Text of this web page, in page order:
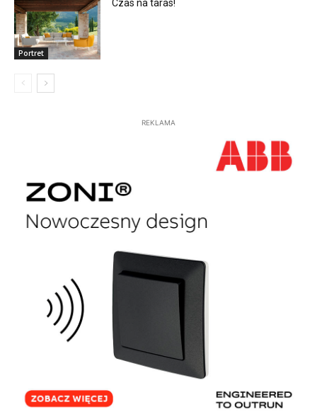
Portret
Czas na taras!
REKLAMA